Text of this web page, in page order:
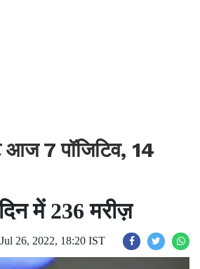
आज 7 पॉजिटिव, 14
में 236 मरीज़
Jul 26, 2022, 18:20 IST